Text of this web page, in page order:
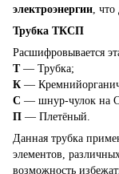
электроэнергии ,
Трубка ТКСП
Расшифровывается
Т— Трубка;
К —
С — шнур-чулок на
П — Плетёный.
Данная трубка
элементов,
возможность